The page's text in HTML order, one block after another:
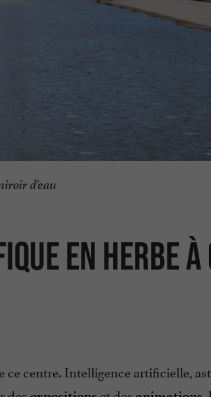
d’eau
EN HERBE À
ce centre. Intelligence artificielle,